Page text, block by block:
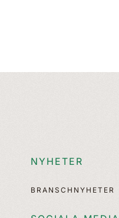
NYHETER
BRANSCHNYHETER